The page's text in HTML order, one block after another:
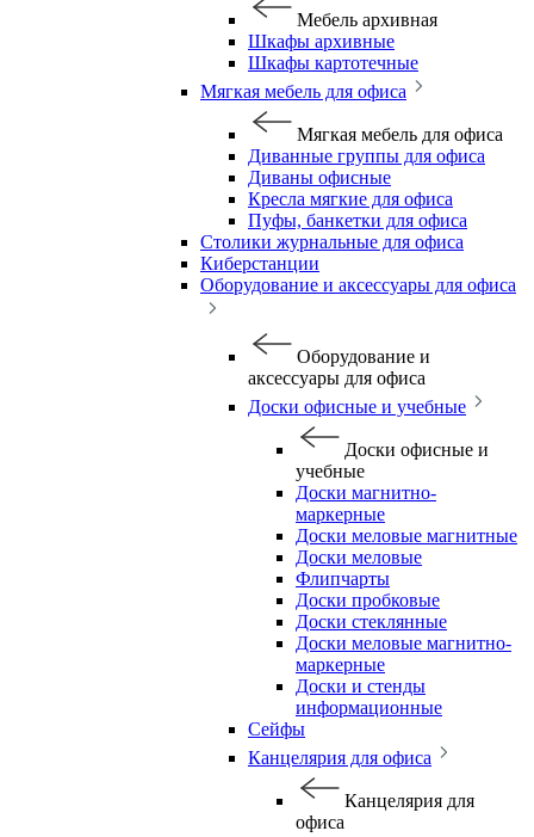
Мебель архивная
Шкафы архивные
Шкафы картотечные
Мягкая мебель для офиса
Мягкая мебель для офиса
Диванные группы для офиса
Диваны офисные
Кресла мягкие для офиса
Пуфы, банкетки для офиса
Столики журнальные для офиса
Киберстанции
Оборудование и аксессуары для офиса
Оборудование и
аксессуары для офиса
Доски офисные и учебные
Доски офисные и
учебные
Доски магнитно-
маркерные
Доски меловые магнитные
Доски меловые
Флипчарты
Доски пробковые
Доски стеклянные
Доски меловые магнитно-
маркерные
Доски и стенды
информационные
Сейфы
Канцелярия для офиса
Канцелярия для
офиса